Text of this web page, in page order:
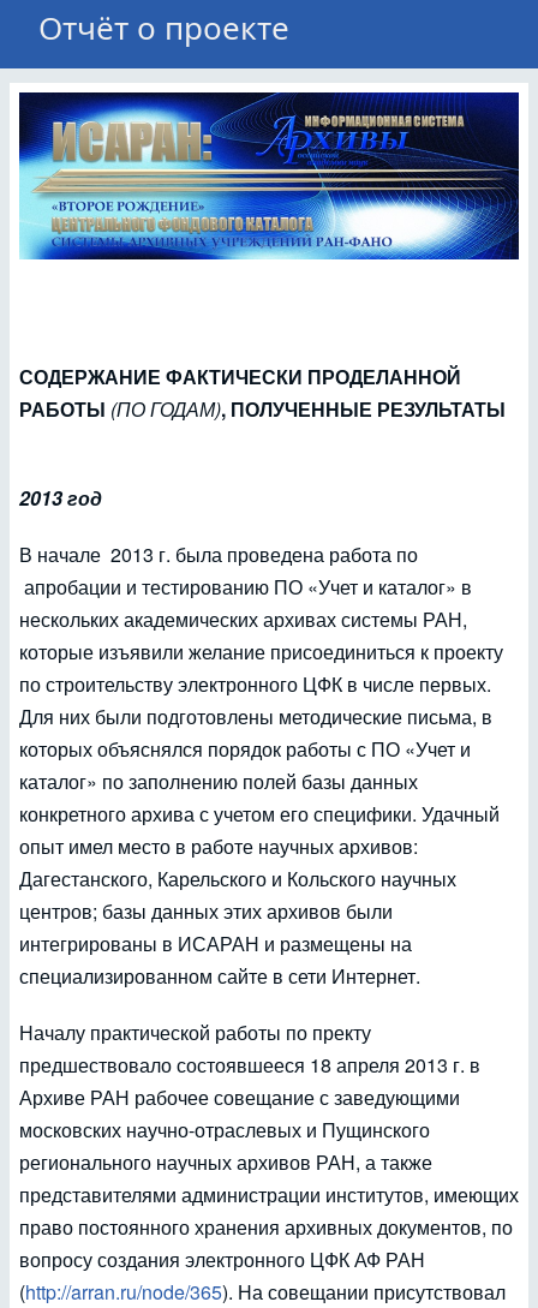
Отчёт о проекте
СОДЕРЖАНИЕ ФАКТИЧЕСКИ ПРОДЕЛАННОЙ
РАБОТЫ (ПО ГОДАМ), ПОЛУЧЕННЫЕ РЕЗУЛЬТАТЫ
2013 год
В начале 2013 г. была проведена работа по
апробации и тестированию ПО «Учет и каталог» в
нескольких академических архивах системы РАН,
которые изъявили желание присоединиться к проекту
по строительству электронного ЦФК в числе первых.
Для них были подготовлены методические письма, в
которых объяснялся порядок работы с ПО «Учет и
каталог» по заполнению полей базы данных
конкретного архива с учетом его специфики. Удачный
опыт имел место в работе научных архивов:
Дагестанского, Карельского и Кольского научных
центров; базы данных этих архивов были
интегрированы в ИСАРАН и размещены на
специализированном сайте в сети Интернет.
Началу практической работы по пректу
предшествовало состоявшееся 18 апреля 2013 г. в
Архиве РАН рабочее совещание с заведующими
московских научно-отраслевых и Пущинского
регионального научных архивов РАН, а также
представителями администрации институтов, имеющих
право постоянного хранения архивных документов, по
вопросу создания электронного ЦФК АФ РАН
(http://arran.ru/node/365). На совещании присутствовал